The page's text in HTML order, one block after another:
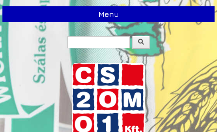
Menu
Search form Search